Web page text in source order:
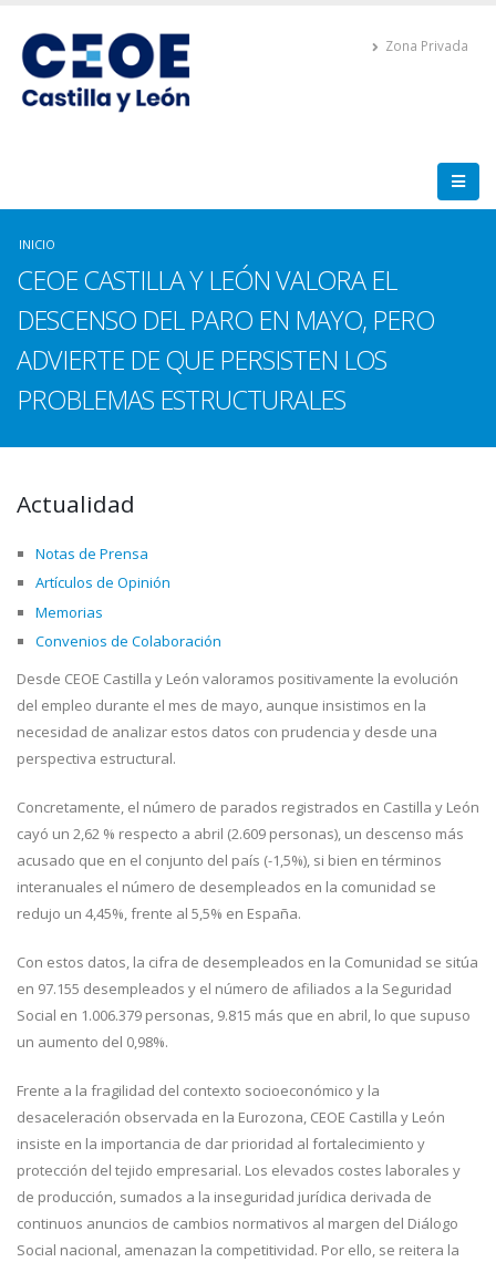
Zona Privada
INICIO
CEOE CASTILLA Y LEÓN VALORA EL
DESCENSO DEL PARO EN MAYO, PERO
ADVIERTE DE QUE PERSISTEN LOS
PROBLEMAS ESTRUCTURALES
Actualidad
Notas de Prensa
Artículos de Opinión
Memorias
Convenios de Colaboración
Desde CEOE Castilla y León valoramos positivamente la evolución
del empleo durante el mes de mayo, aunque insistimos en la
necesidad de analizar estos datos con prudencia y desde una
perspectiva estructural.
Concretamente, el número de parados registrados en Castilla y León
cayó un 2,62 % respecto a abril (2.609 personas), un descenso más
acusado que en el conjunto del país (-1,5%), si bien en términos
interanuales el número de desempleados en la comunidad se
redujo un 4,45%, frente al 5,5% en España.
Con estos datos, la cifra de desempleados en la Comunidad se sitúa
en 97.155 desempleados y el número de afiliados a la Seguridad
Social en 1.006.379 personas, 9.815 más que en abril, lo que supuso
un aumento del 0,98%.
Frente a la fragilidad del contexto socioeconómico y la
desaceleración observada en la Eurozona, CEOE Castilla y León
insiste en la importancia de dar prioridad al fortalecimiento y
protección del tejido empresarial. Los elevados costes laborales y
de producción, sumados a la inseguridad jurídica derivada de
continuos anuncios de cambios normativos al margen del Diálogo
Social nacional, amenazan la competitividad. Por ello, se reitera la